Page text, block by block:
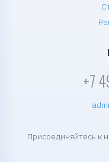
+7
Присоединяйтесь к